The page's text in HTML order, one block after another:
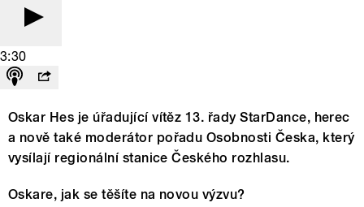
3:30
Oskar Hes je úřadující vítěz 13. řady StarDance, herec
a nově také moderátor pořadu Osobnosti Česka, který
vysílají regionální stanice Českého rozhlasu.
Oskare, jak se těšíte na novou výzvu?